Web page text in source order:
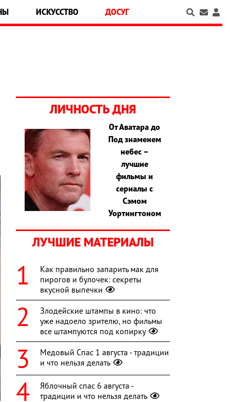
ИСКУССТВО ДОСУГ
ЛИЧНОСТЬ ДНЯ
От Аватара до
Под знаменем
небес –
лучшие
фильмы и
сериалы с
Сэмом
Уортингтоном
ЛУЧШИЕ МАТЕРИАЛЫ
Как правильно запарить мак для
пирогов и булочек: секреты
вкусной выпечки
Злодейские штампы в кино: что
уже надоело зрителю, но фильмы
все штампуются под копирку
Медовый Спас 1 августа - традиции
и что нельзя делать
Яблочный спас 6 августа -
традиции и что нельзя делать